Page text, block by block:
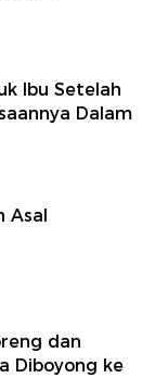
Ibu Setelah
Dalam
Asal
dan
Diboyong ke